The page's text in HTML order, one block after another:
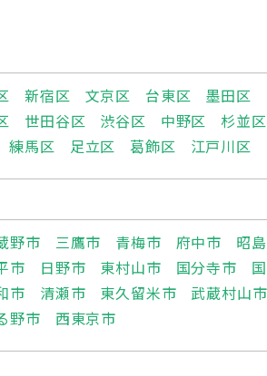
新宿区 文京区 台東区 墨田区
世田谷区 渋谷区 中野区 杉並区
練馬区 足立区 葛飾区 江戸川区
野市 三鷹市 青梅市 府中市 昭
市 日野市 東村山市 国分寺市
市 清瀬市 東久留米市 武蔵村山市
野市 西東京市